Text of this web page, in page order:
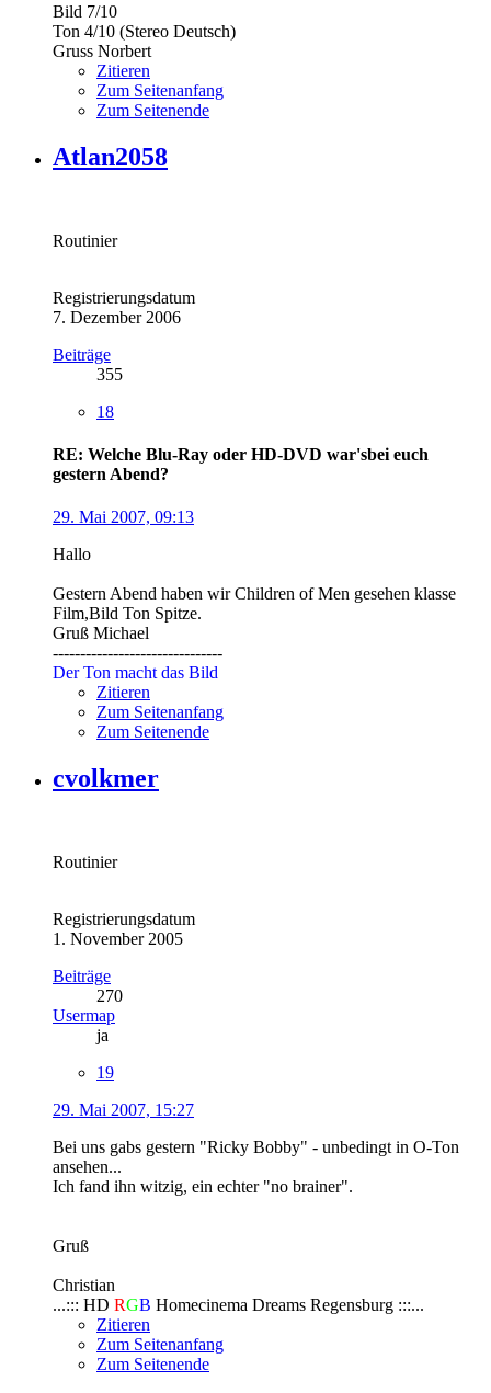
Bild 7/10
Ton 4/10 (Stereo Deutsch)
Gruss Norbert
Zitieren
Zum Seitenanfang
Zum Seitenende
Atlan2058
Routinier
Registrierungsdatum
7. Dezember 2006
Beiträge
355
18
RE: Welche Blu-Ray oder HD-DVD war'sbei euch
gestern Abend?
29. Mai 2007, 09:13
Hallo
Gestern Abend haben wir Children of Men gesehen klasse
Film,Bild Ton Spitze.
Gruß Michael
-------------------------------
Der Ton macht das Bild
Zitieren
Zum Seitenanfang
Zum Seitenende
cvolkmer
Routinier
Registrierungsdatum
1. November 2005
Beiträge
270
Usermap
ja
19
29. Mai 2007, 15:27
Bei uns gabs gestern "Ricky Bobby" - unbedingt in O-Ton
ansehen...
Ich fand ihn witzig, ein echter "no brainer".
Gruß
Christian
...::: HD RGB Homecinema Dreams Regensburg :::...
Zitieren
Zum Seitenanfang
Zum Seitenende